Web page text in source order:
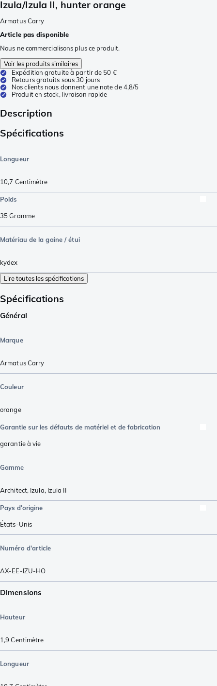
Izula/Izula II, hunter orange
Armatus Carry
Article pas disponible
Nous ne commercialisons plus ce produit.
Voir les produits similaires
Expédition gratuite à partir de 50 €
Retours gratuits sous 30 jours
Nos clients nous donnent une note de 4,8/5
Produit en stock, livraison rapide
Description
Spécifications
Longueur
10,7 Centimètre
Poids
35Gramme
Matériau de la gaine / étui
kydex
Lire toutes les spécifications
Spécifications
Général
Marque
Armatus Carry
Couleur
orange
Garantie sur les défauts de matériel et de fabrication
garantie à vie
Gamme
Architect, Izula, Izula II
Pays d'origine
États-Unis
Numéro d'article
AX-EE-IZU-HO
Dimensions
Hauteur
1,9 Centimètre
Longueur